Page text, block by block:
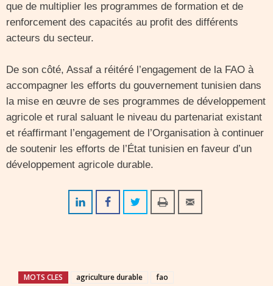
que de multiplier les programmes de formation et de
renforcement des capacités au profit des différents
acteurs du secteur.
De son côté, Assaf a réitéré l’engagement de la FAO à
accompagner les efforts du gouvernement tunisien dans
la mise en œuvre de ses programmes de développement
agricole et rural saluant le niveau du partenariat existant
et réaffirmant l’engagement de l’Organisation à continuer
de soutenir les efforts de l’État tunisien en faveur d’un
développement agricole durable.
MOTS CLES agriculture durable
fao